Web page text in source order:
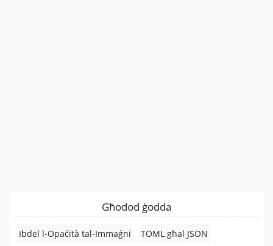
Għodod ġodda
Ibdel l-Opaċità tal-Immaġni TOML għal JSON